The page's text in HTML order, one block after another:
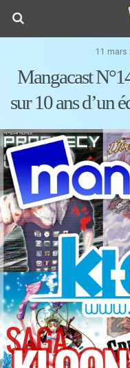
11
Mangacast
sur 10 ans d’un